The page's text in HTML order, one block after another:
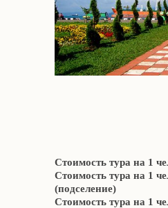
Стоимость тура на 1
Стоимость тура на 1
(подселение)
Стоимость тура